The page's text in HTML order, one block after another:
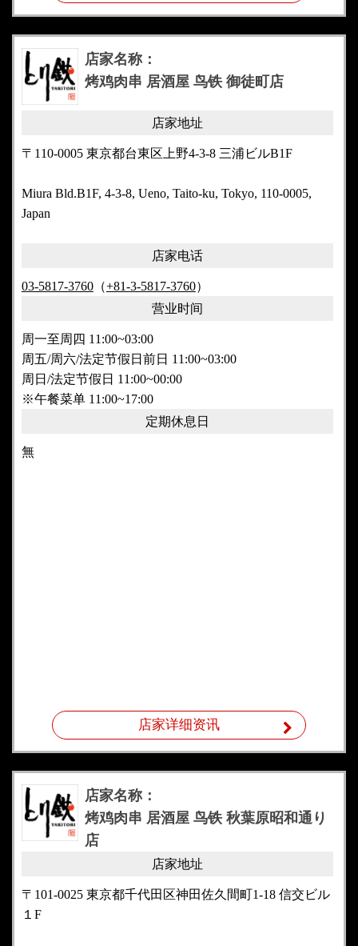
店家名称：
烤鸡肉串 居酒屋 鸟铁 御徒町店
店家地址
〒110-0005 東京都台東区上野4-3-8 三浦ビルB1F
Miura Bld.B1F, 4-3-8, Ueno, Taito-ku, Tokyo, 110-0005,
Japan
店家电话
03-5817-3760（+81-3-5817-3760）
营业时间
周一至周四 11:00~03:00
周五/周六/法定节假日前日 11:00~03:00
周日/法定节假日 11:00~00:00
※午餐菜单 11:00~17:00
定期休息日
無
店家详细资讯
店家名称：
烤鸡肉串 居酒屋 鸟铁 秋葉原昭和通り
店
店家地址
〒101-0025 東京都千代田区神田佐久間町1-18 信交ビル
１F